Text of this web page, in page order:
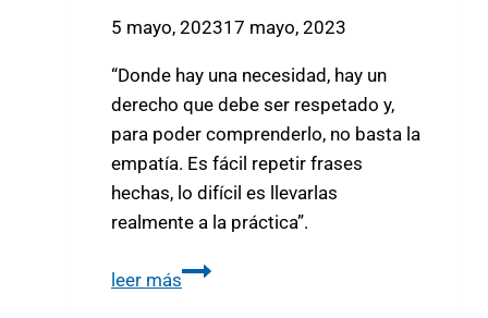
5 mayo, 202317 mayo, 2023
“Donde hay una necesidad, hay un
derecho que debe ser respetado y,
para poder comprenderlo, no basta la
empatía. Es fácil repetir frases
hechas, lo difícil es llevarlas
realmente a la práctica”.
leer más